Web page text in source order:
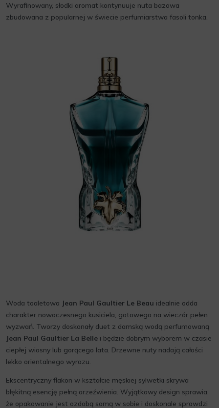
Wyrafinowany, słodki aromat kontynuuje nuta bazowa
zbudowana z popularnej w świecie perfumiarstwa fasoli tonka.
Woda toaletowa Jean Paul Gaultier Le Beau idealnie odda
charakter nowoczesnego kusiciela, gotowego na wieczór pełen
wyzwań. Tworzy doskonały duet z damską wodą perfumowaną
Jean Paul Gaultier La Belle i będzie dobrym wyborem w czasie
ciepłej wiosny lub gorącego lata. Drzewne nuty nadają całości
lekko orientalnego wyrazu.
Ekscentryczny flakon w kształcie męskiej sylwetki skrywa
błękitną esencję pełną orzeźwienia. Wyjątkowy design sprawia,
że opakowanie jest ozdobą samą w sobie i doskonale sprawdzi